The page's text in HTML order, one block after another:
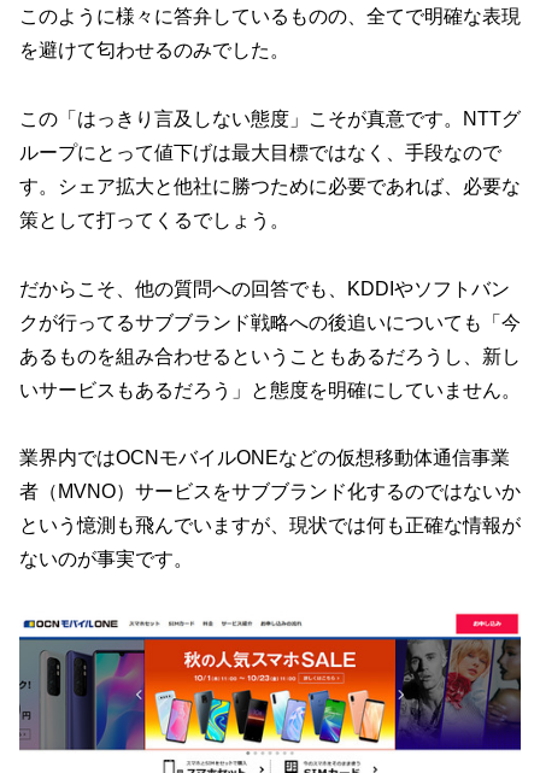
このように様々に答弁しているものの、全てで明確な表現
を避けて匂わせるのみでした。
この「はっきり言及しない態度」こそが真意です。NTTグ
ループにとって値下げは最大目標ではなく、手段なので
す。シェア拡大と他社に勝つために必要であれば、必要な
策として打ってくるでしょう。
だからこそ、他の質問への回答でも、KDDIやソフトバン
クが行ってるサブブランド戦略への後追いについても「今
あるものを組み合わせるということもあるだろうし、新し
いサービスもあるだろう」と態度を明確にしていません。
業界内ではOCNモバイルONEなどの仮想移動体通信事業
者（MVNO）サービスをサブブランド化するのではないか
という憶測も飛んでいますが、現状では何も正確な情報が
ないのが事実です。